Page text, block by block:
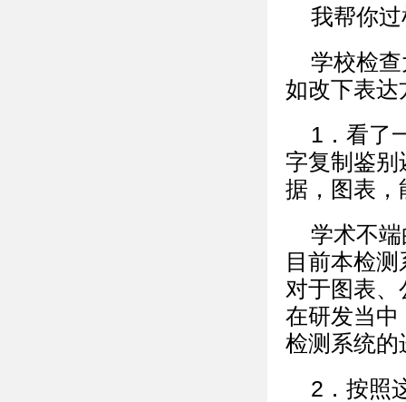
我帮你
学校检
如改下表达
1．看了
字复制鉴别
据，图表，
学术不
目前本检
对于图表
在研发当中
检测系统的
2．按照